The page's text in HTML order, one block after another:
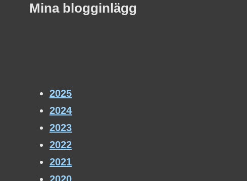
Mina blogginlägg
2025
2024
2023
2022
2021